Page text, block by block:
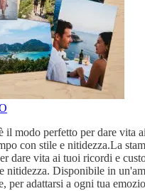
il modo perfetto per dare vita
con stile e nitidezza.La
dare vita ai tuoi ricordi e
nitidezza. Disponibile in
per adattarsi a ogni tua